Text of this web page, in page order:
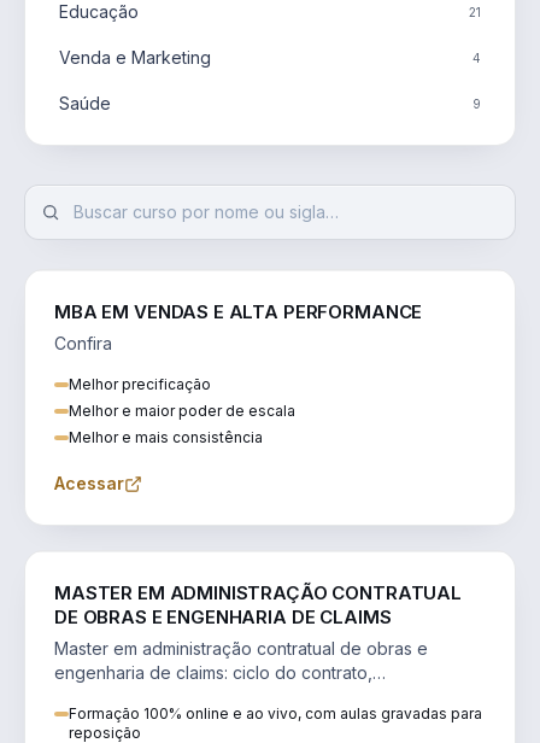
Educação 21
Venda e Marketing 4
Saúde 9
MBA EM VENDAS E ALTA PERFORMANCE
Confira
Melhor precificação
Melhor e maior poder de escala
Melhor e mais consistência
Acessar
MASTER EM ADMINISTRAÇÃO CONTRATUAL
DE OBRAS E ENGENHARIA DE CLAIMS
Master em administração contratual de obras e
engenharia de claims: ciclo do contrato,
Formação 100% online e ao vivo, com aulas gravadas para
reposição